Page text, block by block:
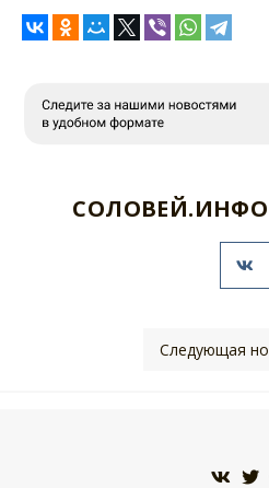
СОЛОВЕЙ.ИНФО
Следующая